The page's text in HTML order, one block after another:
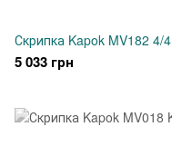
Скрипка Kapok MV182 4/4
5 033 грн